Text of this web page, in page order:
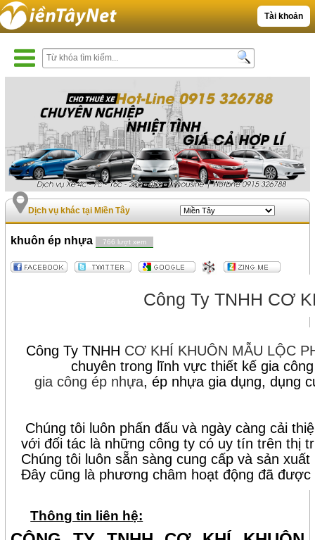
Tài khoản
Dịch vụ khác tại Miền Tây
khuôn ép nhựa 766 lượt xem
Công Ty TNHH CƠ
Công Ty TNHH CƠ KHÍ KHUÔN MẪU LỘC
chuyên trong lĩnh vực thiết kế gia
gia công ép nhựa, ép nhựa gia dụng, dụng
Chúng tôi luôn phấn đấu và ngày càng cải
với đối tác là những công ty có uy tín trên thị
Chúng tôi luôn sẵn sàng cung cấp và sản
Đây cũng là phương châm hoạt động đã
Thông tin liên hệ: